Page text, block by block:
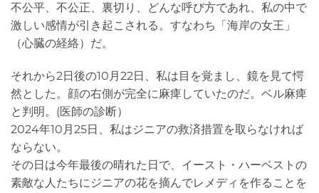
不公平、不公正、裏切り、どんな呼び方であれ、私の中で
激しい感情が引き起こされる。すなわち「海岸の女王」
（心臓の経絡）だ。
それから2日後の10月22日、私は目を覚まし、鏡を見て愕
然とした。顔の右側が完全に麻痺していたのだ。ベル麻痺
と判明。(医師の診断）
2024年10月25日、私はジニアの救済措置を取らなければ
ならない。
その日は今年最後の晴れた日で、イースト・ハーベストの
素敵な人たちにジニアの花を摘んでレメディを作ることを